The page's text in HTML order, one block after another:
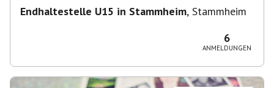
Endhaltestelle U15 in Stammheim, Stammheim
6
ANMELDUNGEN